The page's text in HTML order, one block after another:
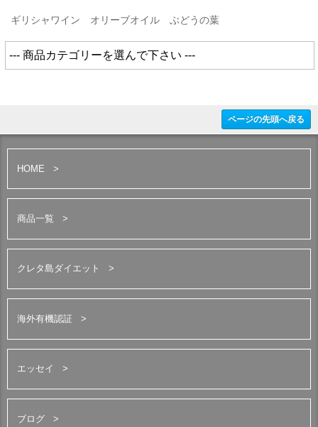
ギリシャワイン オリーブオイル ぶどうの葉
ページの先頭へ戻る
HOME
商品一覧
クレタ島ダイエット
海外有機認証
エッセイ
ブログ